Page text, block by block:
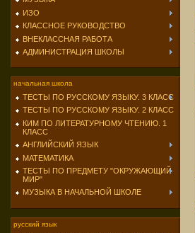
ИЗО
КЛАССНОЕ РУКОВОДСТВО
ВНЕКЛАССНАЯ РАБОТА
АДМИНИСТРАЦИЯ ШКОЛЫ
начальная школа
ТЕСТЫ ПО РУССКОМУ ЯЗЫКУ. 3 КЛАСС
ТЕСТЫ ПО РУССКОМУ ЯЗЫКУ. 2 КЛАСС
КИМ ПО ЛИТЕРАТУРНОМУ ЧТЕНИЮ. 1
КЛАСС
АНГЛИЙСКИЙ ЯЗЫК
МАТЕМАТИКА
ТЕСТЫ ПО ПРЕДМЕТУ "ОКРУЖАЮЩИЙ
МИР"
МУЗЫКА В НАЧАЛЬНОЙ ШКОЛЕ
русский язык